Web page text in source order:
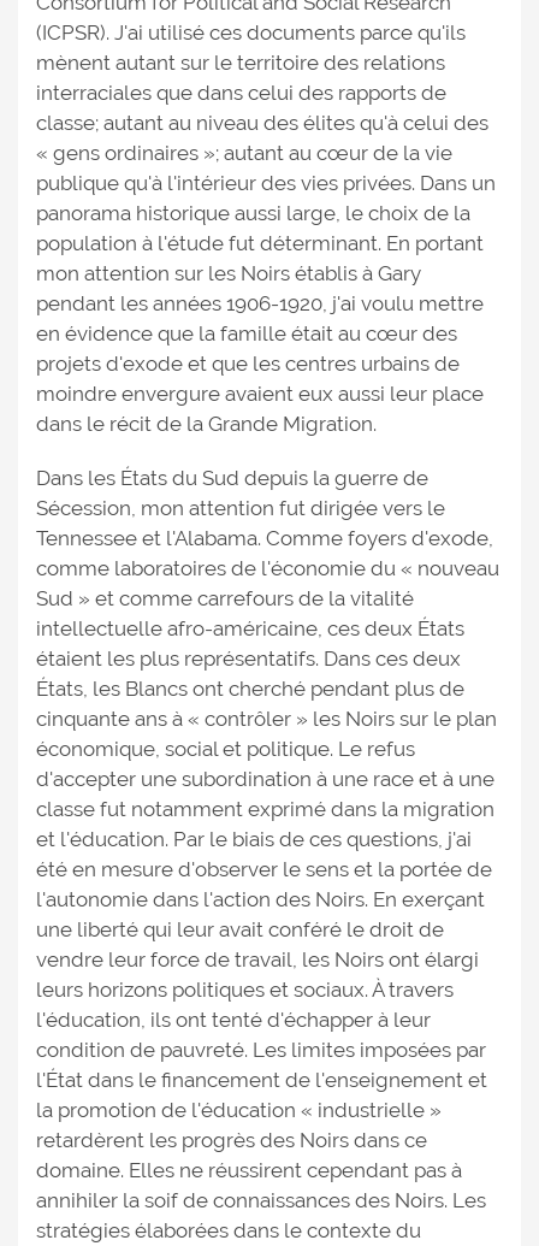
(ICPSR). J'ai utilisé ces documents parce qu'ils
mènent autant sur le territoire des relations
interraciales que dans celui des rapports de
classe; autant au niveau des élites qu'à celui des
« gens ordinaires »; autant au cœur de la vie
publique qu'à l'intérieur des vies privées. Dans un
panorama historique aussi large, le choix de la
population à l'étude fut déterminant. En portant
mon attention sur les Noirs établis à Gary
pendant les années 1906-1920, j'ai voulu mettre
en évidence que la famille était au cœur des
projets d'exode et que les centres urbains de
moindre envergure avaient eux aussi leur place
dans le récit de la Grande Migration.
Dans les États du Sud depuis la guerre de
Sécession, mon attention fut dirigée vers le
Tennessee et l'Alabama. Comme foyers d'exode,
comme laboratoires de l'économie du « nouveau
Sud » et comme carrefours de la vitalité
intellectuelle afro-américaine, ces deux États
étaient les plus représentatifs. Dans ces deux
États, les Blancs ont cherché pendant plus de
cinquante ans à « contrôler » les Noirs sur le plan
économique, social et politique. Le refus
d'accepter une subordination à une race et à une
classe fut notamment exprimé dans la migration
et l'éducation. Par le biais de ces questions, j'ai
été en mesure d'observer le sens et la portée de
l'autonomie dans l'action des Noirs. En exerçant
une liberté qui leur avait conféré le droit de
vendre leur force de travail, les Noirs ont élargi
leurs horizons politiques et sociaux. À travers
l'éducation, ils ont tenté d'échapper à leur
condition de pauvreté. Les limites imposées par
l'État dans le financement de l'enseignement et
la promotion de l'éducation « industrielle »
retardèrent les progrès des Noirs dans ce
domaine. Elles ne réussirent cependant pas à
annihiler la soif de connaissances des Noirs. Les
stratégies élaborées dans le contexte du